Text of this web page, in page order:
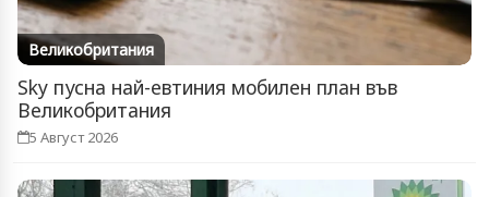
Великобритания
Sky пусна най-евтиния мобилен план във
Великобритания
5 Август 2026